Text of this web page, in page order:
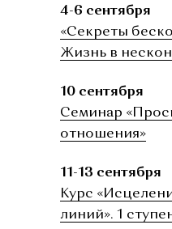
4-6 сентября
«Секреты
Жизнь в
11-13 сентября
Курс
линий». 1
10 сентября
Семинар
отношения»